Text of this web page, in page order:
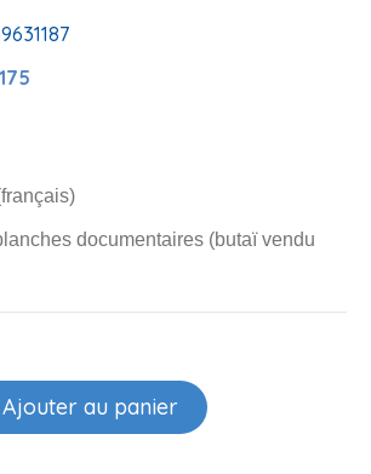
documentaires (butaï vendu
Ajouter au panier